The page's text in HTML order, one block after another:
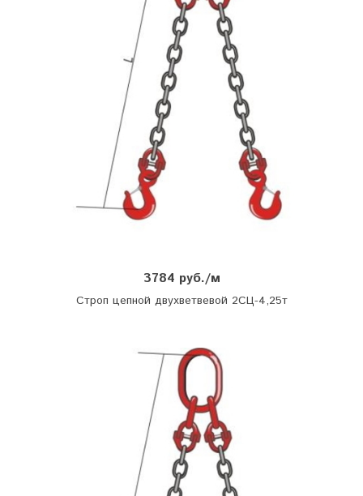
3784 руб./м
Строп цепной двухветвевой 2СЦ-4,25т